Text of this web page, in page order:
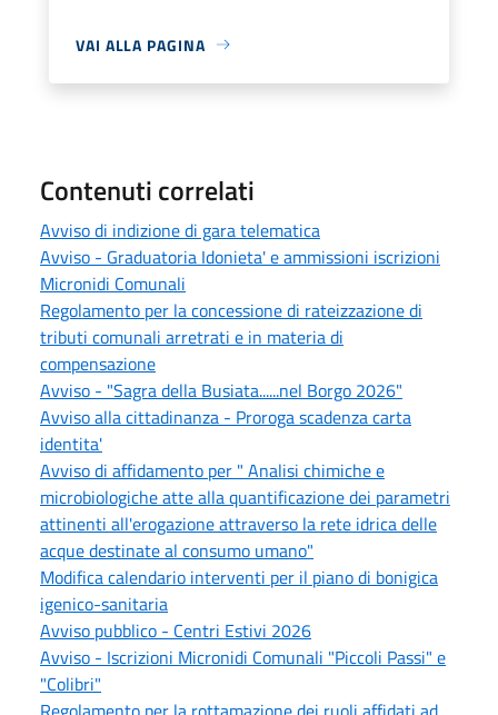
VAI ALLA PAGINA
Contenuti correlati
Avviso di indizione di gara telematica
Avviso - Graduatoria Idonieta' e ammissioni iscrizioni
Micronidi Comunali
Regolamento per la concessione di rateizzazione di
tributi comunali arretrati e in materia di
compensazione
Avviso - "Sagra della Busiata......nel Borgo 2026"
Avviso alla cittadinanza - Proroga scadenza carta
identita'
Avviso di affidamento per " Analisi chimiche e
microbiologiche atte alla quantificazione dei parametri
attinenti all'erogazione attraverso la rete idrica delle
acque destinate al consumo umano"
Modifica calendario interventi per il piano di bonigica
igenico-sanitaria
Avviso pubblico - Centri Estivi 2026
Avviso - Iscrizioni Micronidi Comunali "Piccoli Passi" e
"Colibri"